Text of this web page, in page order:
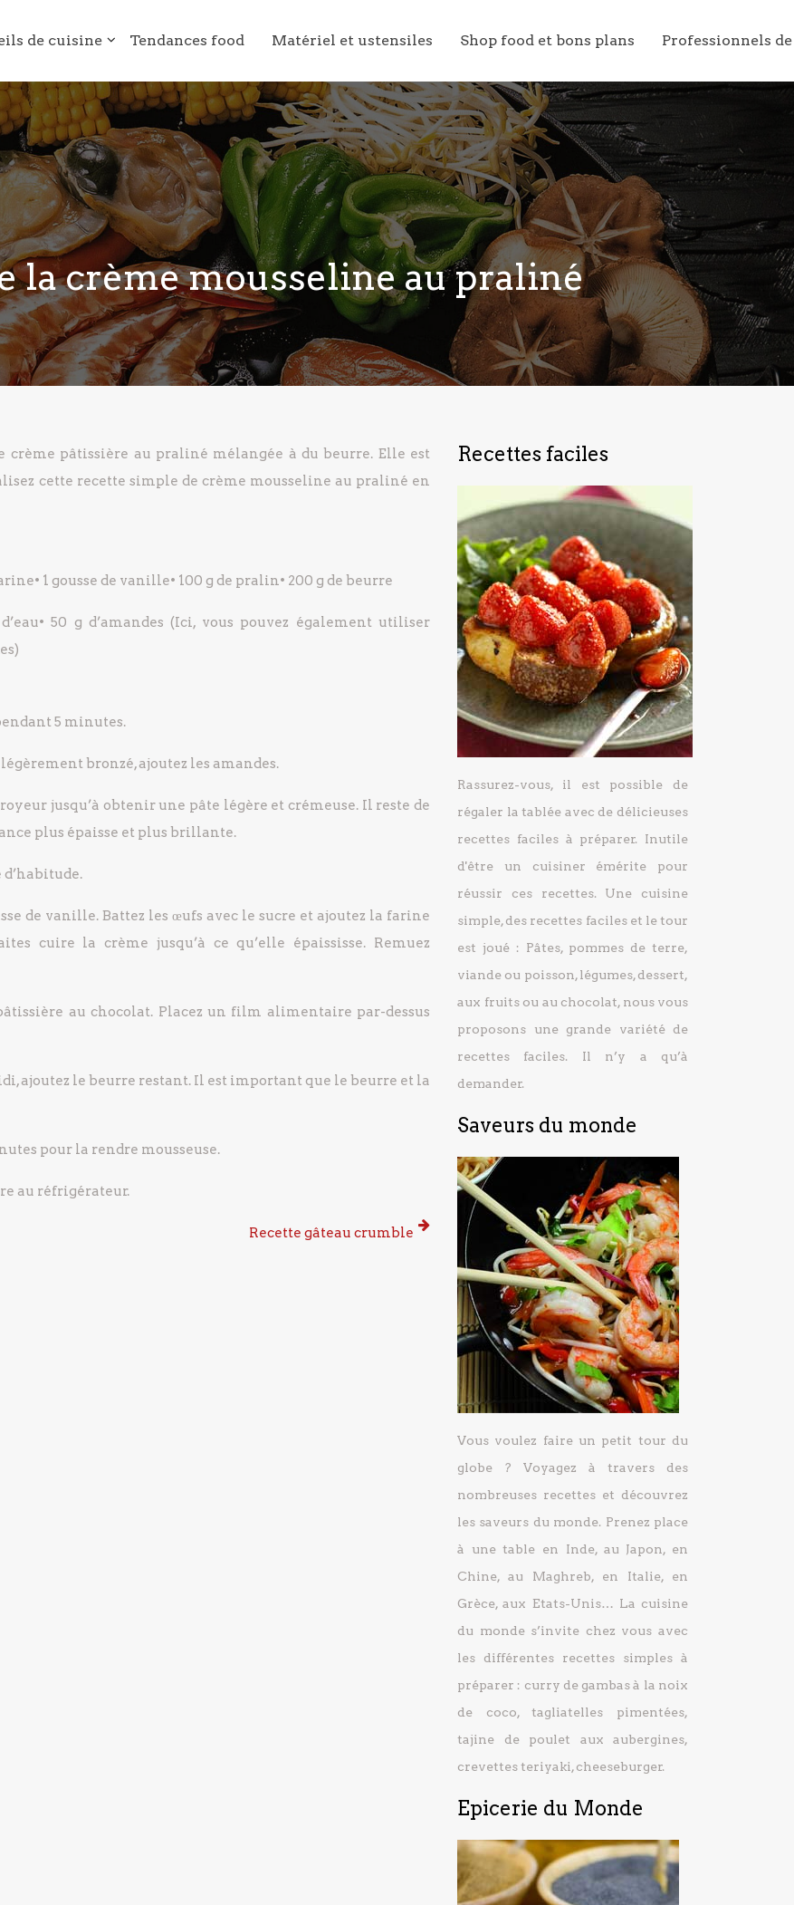
de cuisine Tendances food Matériel et ustensiles Shop food et bons plans Professionnels
la crème mousseline au praliné
pâtissière au praliné mélangée à du beurre. Elle est
cette recette simple de crème mousseline au praliné en
• 1 gousse de vanille• 100 g de pralin• 200 g de beurre
• 50 g d’amandes (Ici, vous pouvez également utiliser
5 minutes.
bronzé, ajoutez les amandes.
jusqu’à obtenir une pâte légère et crémeuse. Il reste de
plus épaisse et plus brillante.
de vanille. Battez les œufs avec le sucre et ajoutez la farine
cuire la crème jusqu’à ce qu’elle épaississe. Remuez
au chocolat. Placez un film alimentaire par-dessus
ajoutez le beurre restant. Il est important que le beurre et la
pour la rendre mousseuse.
au réfrigérateur.
Recette gâteau crumble
Recettes faciles
Rassurez-vous, il est possible de
régaler la tablée avec de délicieuses
recettes faciles à préparer. Inutile
d'être un cuisiner émérite pour
réussir ces recettes. Une cuisine
simple, des recettes faciles et le tour
est joué : Pâtes, pommes de terre,
viande ou poisson, légumes, dessert,
aux fruits ou au chocolat, nous vous
proposons une grande variété de
recettes faciles. Il n’y a qu’à
demander.
Saveurs du monde
Vous voulez faire un petit tour du
globe ? Voyagez à travers des
nombreuses recettes et découvrez
les saveurs du monde. Prenez place
à une table en Inde, au Japon, en
Chine, au Maghreb, en Italie, en
Grèce, aux Etats-Unis… La cuisine
du monde s’invite chez vous avec
les différentes recettes simples à
préparer : curry de gambas à la noix
de coco, tagliatelles pimentées,
tajine de poulet aux aubergines,
crevettes teriyaki, cheeseburger.
Epicerie du Monde